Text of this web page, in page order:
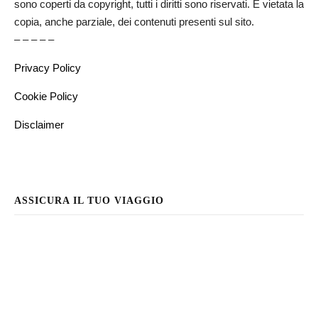
sono coperti da copyright, tutti i diritti sono riservati. È vietata la
copia, anche parziale, dei contenuti presenti sul sito.
– – – – –
Privacy Policy
Cookie Policy
Disclaimer
ASSICURA IL TUO VIAGGIO